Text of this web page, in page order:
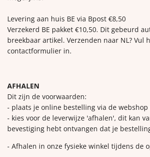
Levering aan huis BE via Bpost €8,50
Verzekerd BE pakket €10,50. Dit gebeurd
breekbaar artikel. Verzenden naar NL? Vul
contactformulier in.
AFHALEN
Dit zijn de voorwaarden:
- plaats je online bestelling via de webshop
- kies voor de leverwijze 'afhalen', dit kan
bevestiging hebt ontvangen dat je
- Afhalen in onze fysieke winkel tijdens de